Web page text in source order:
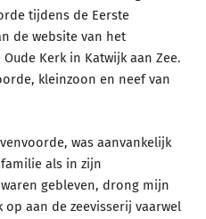
tijdens de Eerste
de website van het
Kerk in Katwijk aan Zee.
kleinzoon en neef van
was aanvankelijk
als in zijn
gebleven, drong mijn
aan de zeevisserij vaarwel